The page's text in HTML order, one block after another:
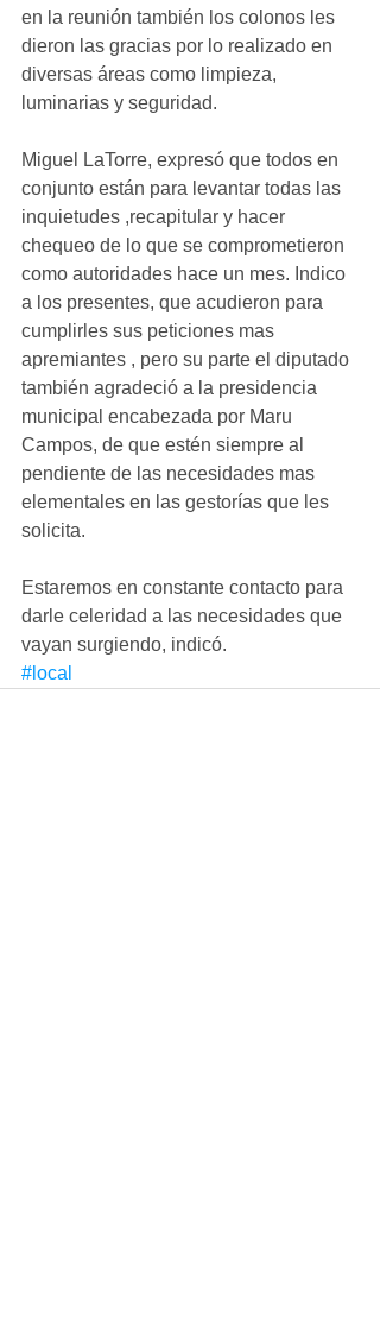
en la reunión también los colonos les
dieron las gracias por lo realizado en
diversas áreas como limpieza,
luminarias y seguridad.
Miguel LaTorre, expresó que todos en
conjunto están para levantar todas las
inquietudes ,recapitular y hacer
chequeo de lo que se comprometieron
como autoridades hace un mes. Indico
a los presentes, que acudieron para
cumplirles sus peticiones mas
apremiantes , pero su parte el diputado
también agradeció a la presidencia
municipal encabezada por Maru
Campos, de que estén siempre al
pendiente de las necesidades mas
elementales en las gestorías que les
solicita.
Estaremos en constante contacto para
darle celeridad a las necesidades que
vayan surgiendo, indicó.
#local